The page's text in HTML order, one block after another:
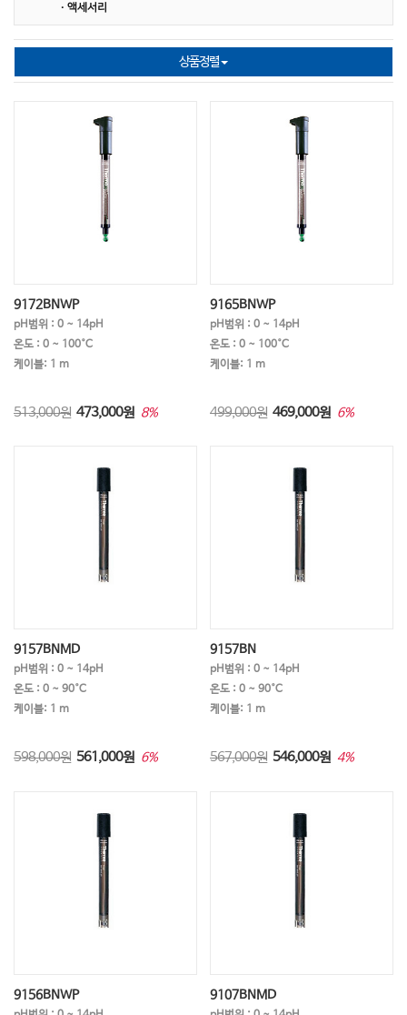
· 액세서리
상품정렬
9172BNWP
pH범위 : 0 ~ 14pH
온도 : 0 ~ 100°C
케이블: 1 m
513,000원 473,000원 8%
9165BNWP
pH범위 : 0 ~ 14pH
온도 : 0 ~ 100°C
케이블: 1 m
499,000원 469,000원 6%
9157BNMD
pH범위 : 0 ~ 14pH
온도 : 0 ~ 90°C
케이블: 1 m
598,000원 561,000원 6%
9157BN
pH범위 : 0 ~ 14pH
온도 : 0 ~ 90°C
케이블: 1 m
567,000원 546,000원 4%
9156BNWP 9107BNMD